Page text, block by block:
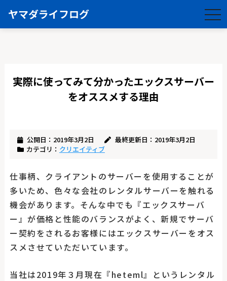
ヤマダライフログ
実際に使ってみて分かったエックスサーバー
をオススメする理由
公開日：2019年3月2日
最終更新日：2019年3月2日
カテゴリ： クリエイティブ
仕事柄、クライアントのサーバーを使用することが
多いため、色々な会社のレンタルサーバーを触れる
機会があります。そんな中でも『エックスサーバ
ー』が価格と性能のバランスがよく、新規でサーバ
ー契約をされるお客様にはエックスサーバーをオス
スメさせていただいています。
当社は2019年３月現在『heteml』というレンタル